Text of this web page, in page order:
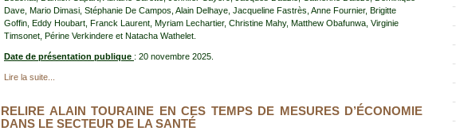
Dave, Mario Dimasi, Stéphanie De Campos, Alain Delhaye, Jacqueline Fastrès, Anne Fournier, Brigitte
Goffin, Eddy Houbart, Franck Laurent, Myriam Lechartier, Christine Mahy, Matthew Obafunwa, Virginie
Timsonet, Périne Verkindere et Natacha Wathelet.
Date de présentation publique : 20 novembre 2025.
Lire la suite...
RELIRE ALAIN TOURAINE EN CES TEMPS DE MESURES D’ÉCONOMIE
DANS LE SECTEUR DE LA SANTÉ